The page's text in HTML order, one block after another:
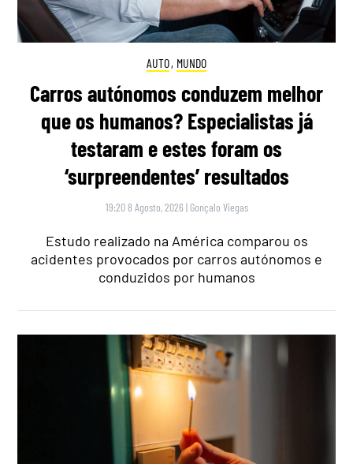
AUTO, MUNDO
Carros autónomos conduzem melhor
que os humanos? Especialistas já
testaram e estes foram os
‘surpreendentes’ resultados
19:20 8 Agosto, 2026 | Gonçalo Viegas
Estudo realizado na América comparou os
acidentes provocados por carros autónomos e
conduzidos por humanos